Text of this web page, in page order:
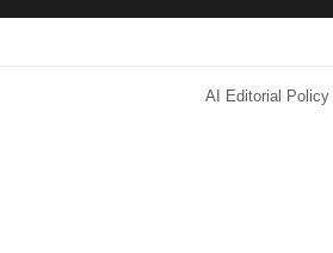
AI Editorial Policy